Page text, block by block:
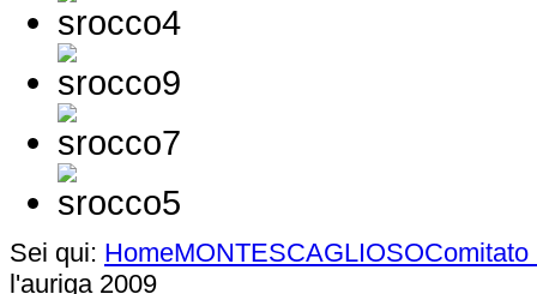
Sei qui: HomeMONTESCAGLIOSOComitato
l'auriga 2009